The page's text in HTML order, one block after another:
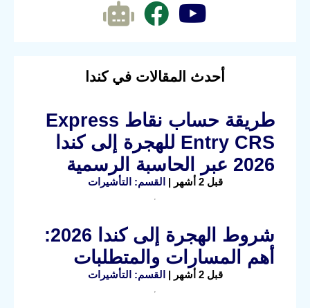
أحدث المقالات في كندا
طريقة حساب نقاط Express
Entry CRS للهجرة إلى كندا
2026 عبر الحاسبة الرسمية
قبل 2 أشهر | القسم: التأشيرات
شروط الهجرة إلى كندا 2026:
أهم المسارات والمتطلبات
قبل 2 أشهر | القسم: التأشيرات